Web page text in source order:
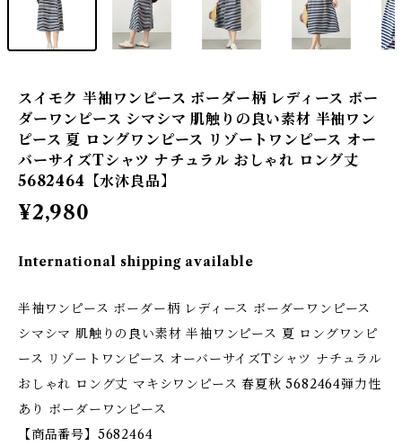
スイモク 半袖ワンピース ボーダー柄 レディース ボー
ダーワンピース シマシマ 肌触りの良い素材 半袖ワン
ピース 夏 ロングワンピース リゾートワンピース オー
バーサイズTシャツ ナチュラル おしゃれ ロング丈
5682464【水沐良品】
¥2,980
International shipping available
半袖ワンピース ボーダー柄 レディース ボーダーワンピース
シマシマ 肌触りの良い素材 半袖ワンピース 夏 ロングワンピ
ース リゾートワンピース オーバーサイズTシャツ ナチュラル
おしゃれ ロング丈 マキシワンピース 春夏秋 5682464弾力性
あり ボーダーワンピース
【商品番号】5682464